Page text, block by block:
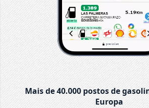
Mais de 40.000 postos de
Europa